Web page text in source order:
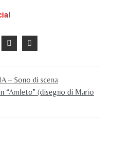
– Sono di scena
“Amleto” (disegno di Mario